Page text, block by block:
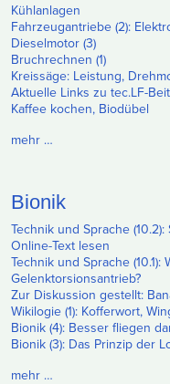
Kühlanlagen
Fahrzeugantriebe (2):
Dieselmotor (3)
Bruchrechnen (1)
Kreissäge: Leistung,
Aktuelle Links zu tec.LF-
Kaffee kochen, Biodübel
mehr …
Bionik
Technik und Sprache (10.2):
Online-Text lesen
Technik und Sprache (10.1):
Gelenktorsionsantrieb?
Zur Diskussion gestellt:
Wikilogie (1): Kofferwort,
Bionik (4): Besser fliegen
Bionik (3): Das Prinzip der
mehr …